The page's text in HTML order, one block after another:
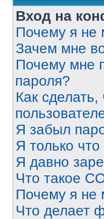
Вход на
Почему я не
Зачем мне
Почему мне
пароля?
Как
Я забыл
Я только
Я давно
Что такое
Почему я не
Что делает